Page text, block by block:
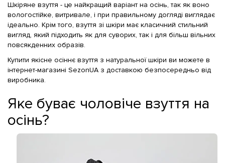
Шкіряне взуття - це найкращий варіант на осінь, так як воно
вологостійке, витривале, і при правильному догляді виглядає
ідеально. Крім того, взуття зі шкіри має класичний стильний
вигляд, який підходить як для суворих, так і для більш вільних
повсякденних образів.
Купити якісне осіннє взуття з натуральної шкіри ви можете в
інтернет-магазині SezonUA з доставкою безпосередньо від
виробника.
Яке буває чоловіче взуття на
осінь?